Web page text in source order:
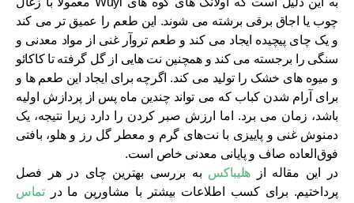
چوب یا اجاق برقی برشته می شوند. این طعم را عمیق تر می کند
و یک چای پیچیده ایجاد می کند و طعم تروآر غنی از مواد معدنی و
سنگی را برجسته می کند و همچنین نت هایی از گل گرفته تا کاکائو
و میوه های خشک را تولید می کند. اگرچه برای ایجاد این طعم ها و
برای آرام شدن کباب که می تواند چندین ماه پس از پردازش اولیه
باشد، زمان می برد. اما ارزش صبر کردن را دارد زیرا نتیجه، یک
دمنوش غنی و پاییزی با نت‌های گرم و معطر گل رز و هلو، بافتی
فوق‌العاده صاف و پایانی معدنی خاص است.
در این مقاله از هلیباکس به بررسی بهترین چای در هر فصل
پرداختیم. برای کسب اطلاعات بیشتر با مشاورین ما درتماس